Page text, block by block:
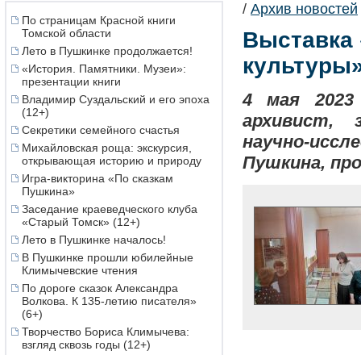
По страницам Красной книги
Томской области
Лето в Пушкинке продолжается!
«История. Памятники. Музеи»:
презентации книги
Владимир Суздальский и его эпоха
(12+)
Секретики семейного счастья
Михайловская роща: экскурсия,
открывающая историю и природу
Игра-викторина «По сказкам
Пушкина»
Заседание краеведческого клуба
«Старый Томск» (12+)
Лето в Пушкинке началось!
В Пушкинке прошли юбилейные
Климычевские чтения
По дороге сказок Александра
Волкова. К 135-летию писателя»
(6+)
Творчество Бориса Климычева:
взгляд сквозь годы (12+)
/ Архив новостей
Выставка
4 мая 2023
архивист,
научно-
Пушкина,